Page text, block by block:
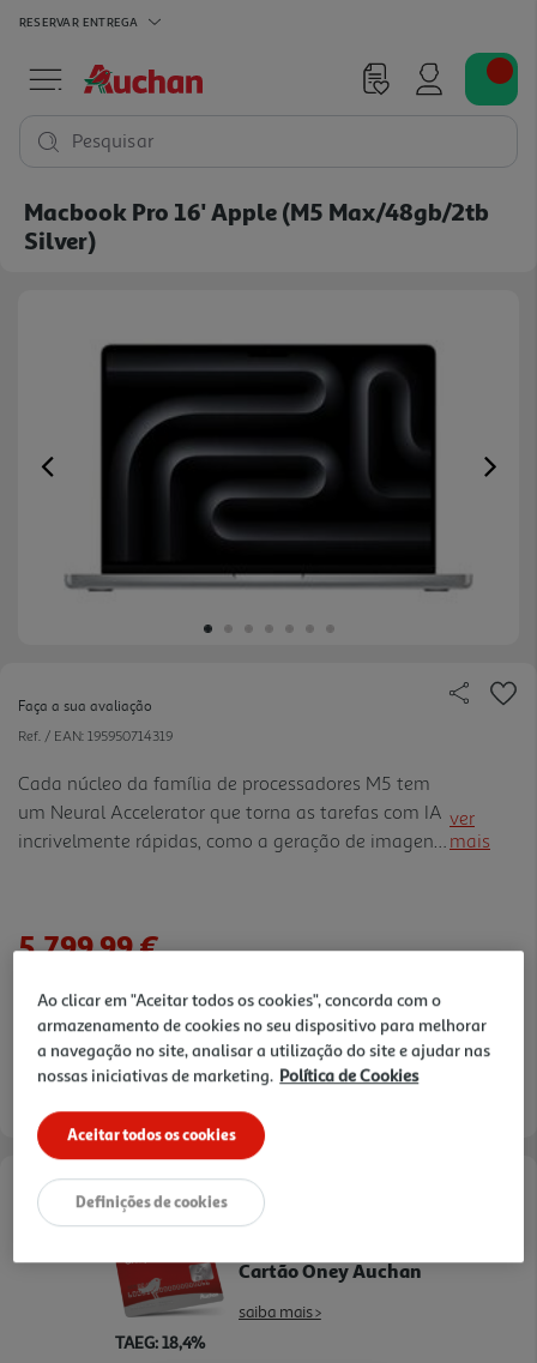
RESERVAR ENTREGA
Pesquisar
Macbook Pro 16' Apple (m5 Max/48gb/2tb
Silver)
Previous
Faça a sua avaliação
Ref. / EAN: 195950714319
Cada núcleo da família de proces­sadores M5 tem
um Neural Accelerator que torna as tarefas com IA
incrivelmente rápidas, como a geração de imagens
core torna o MacBook Pro mais rápido e eficiente, e
ver
mais
5.799,99 €
verificar stock em loja >
Opções de Financiamento
TAEG: 18,4%
Cartão Oney Auchan
saiba mais >
Ao clicar em "Aceitar todos os cookies", concorda com o
armazenamento de cookies no seu dispositivo para melhorar
a navegação no site, analisar a utilização do site e ajudar nas
nossas iniciativas de marketing. Política de Cookies
Aceitar todos os cookies
Definições de cookies